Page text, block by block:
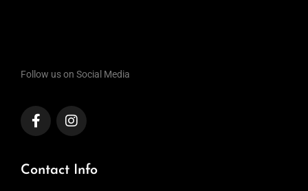
Follow us on Social Media
Contact Info